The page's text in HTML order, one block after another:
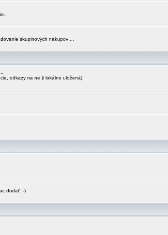
skupinových nákupov ...
odkazy na ne (i lokálne uložená).
dodať :-)